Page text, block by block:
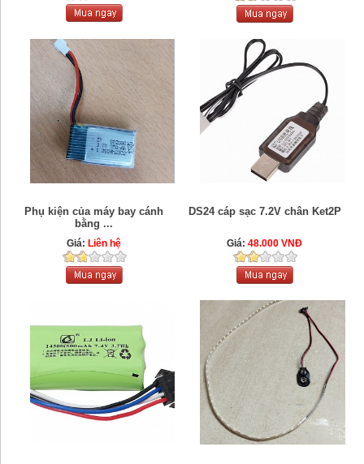
Phụ kiện của máy bay cánh
bằng ...
Giá:Liên hệ
DS24 cáp sạc 7.2V chân Ket2P
Giá:48.000 VNĐ